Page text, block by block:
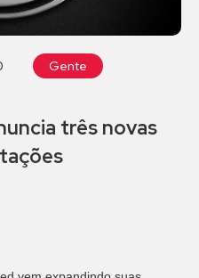
Gente
três novas